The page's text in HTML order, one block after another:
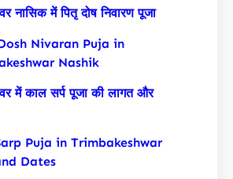
नासिक में पितृ दोष निवारण पूजा
Nivaran Puja in
Nashik
में काल सर्प पूजा की लागत और
Puja in Trimbakeshwar
Dates